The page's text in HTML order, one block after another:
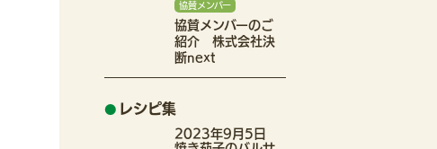
協賛メンバー
協賛メンバーのご
紹介 株式会社決
断next
レシピ集
2023年9月5日